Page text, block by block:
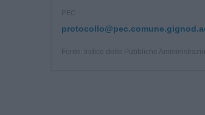
PEC
Fonte: Indice delle Pubbliche